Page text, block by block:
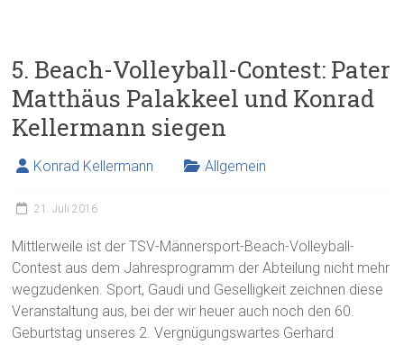
5. Beach-Volleyball-Contest: Pater
Matthäus Palakkeel und Konrad
Kellermann siegen
Konrad Kellermann Allgemein
21. Juli 2016
Mittlerweile ist der TSV-Männersport-Beach-Volleyball-
Contest aus dem Jahresprogramm der Abteilung nicht mehr
wegzudenken. Sport, Gaudi und Geselligkeit zeichnen diese
Veranstaltung aus, bei der wir heuer auch noch den 60.
Geburtstag unseres 2. Vergnügungswartes Gerhard